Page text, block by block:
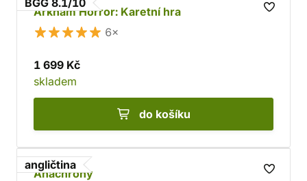
BGG 8.1/10
Arkham Horror: Karetní hra
6×
1 699 Kč
skladem
do košíku
angličtina
Anachrony